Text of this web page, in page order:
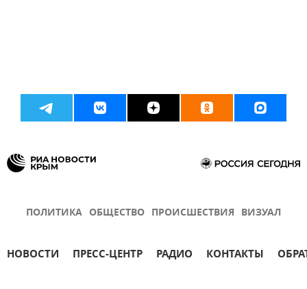
ПОЛИТИКА ОБЩЕСТВО ПРОИСШЕСТВИЯ ВИЗУАЛ
НОВОСТИ ПРЕСС-ЦЕНТР РАДИО КОНТАКТЫ